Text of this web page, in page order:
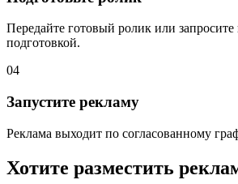
Передайте готовый ролик или
подготовкой.
04
Запустите рекламу
Реклама выходит по согласованному
Хотите разместить